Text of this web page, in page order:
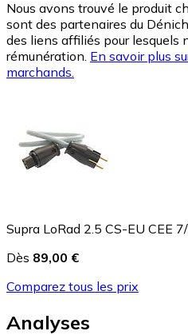
Nous avons trouvé le produit
sont des partenaires du
des liens affiliés pour lesquels
rémunération. En savoir plus
marchands.
Supra LoRad 2.5 CS-EU CEE
Dès 89,00 €
Comparez tous les prix
Analyses